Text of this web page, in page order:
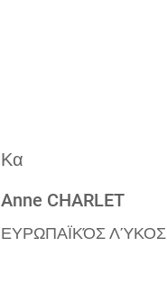
Κα
Anne CHARLET
ΕΥΡΩΠΑΪΚΌΣ ΛΎΚΟΣ